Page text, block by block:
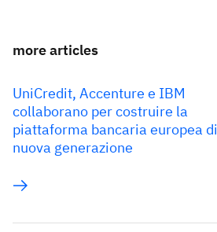
more articles
UniCredit, Accenture e IBM
collaborano per costruire la
piattaforma bancaria europea di
nuova generazione